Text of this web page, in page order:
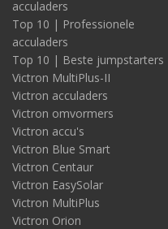
acculaders
Top 10 | Professionele
acculaders
Top 10 | Beste jumpstarters
Victron MultiPlus-II
Victron acculaders
Victron omvormers
Victron accu's
Victron Blue Smart
Victron Centaur
Victron EasySolar
Victron MultiPlus
Victron Orion